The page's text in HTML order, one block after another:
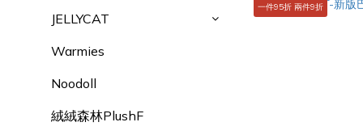
JELLYCAT
Warmies
Noodoll
絨絨森林PlushF
一件95折 兩件9折